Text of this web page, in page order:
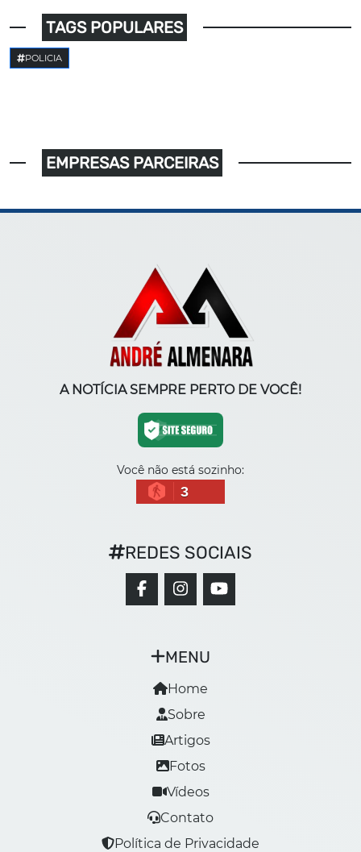
TAGS POPULARES
POLICIA
EMPRESAS PARCEIRAS
A NOTÍCIA SEMPRE PERTO DE VOCÊ!
Você não está sozinho:
3
MENU
Home
Sobre
Artigos
Fotos
Vídeos
Contato
Política de Privacidade
REDES SOCIAIS